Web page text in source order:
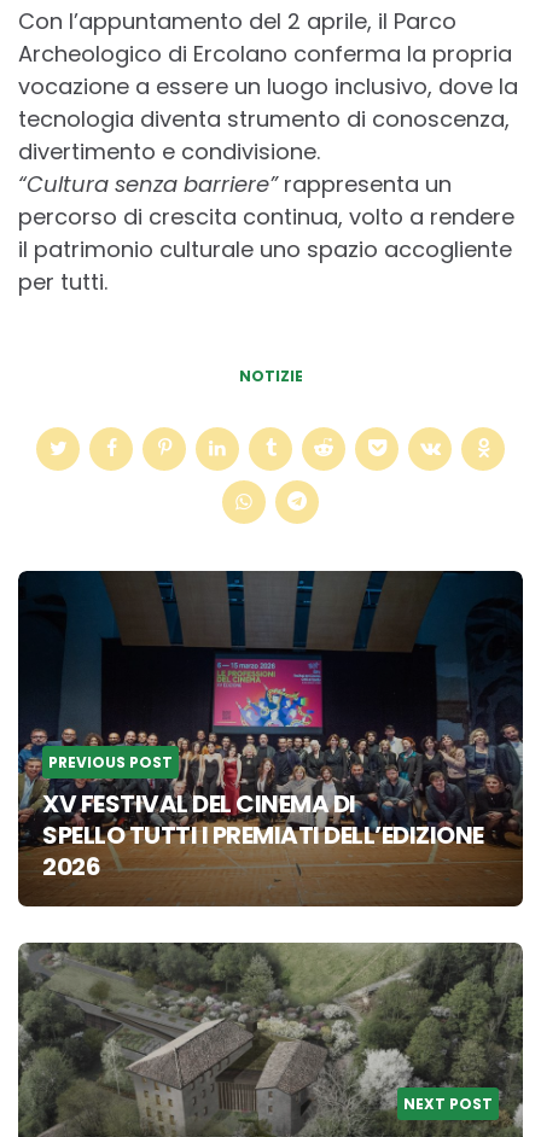
Con l’appuntamento del 2 aprile, il Parco
Archeologico di Ercolano conferma la propria
vocazione a essere un luogo inclusivo, dove la
tecnologia diventa strumento di conoscenza,
divertimento e condivisione.
“Cultura senza barriere”rappresenta un
percorso di crescita continua, volto a rendere
il patrimonio culturale uno spazio accogliente
per tutti.
NOTIZIE
Post
navigation
PREVIOUS POST
XV FESTIVAL DEL CINEMA DI
SPELLO TUTTI I PREMIATI DELL’EDIZIONE
2026
NEXT POST